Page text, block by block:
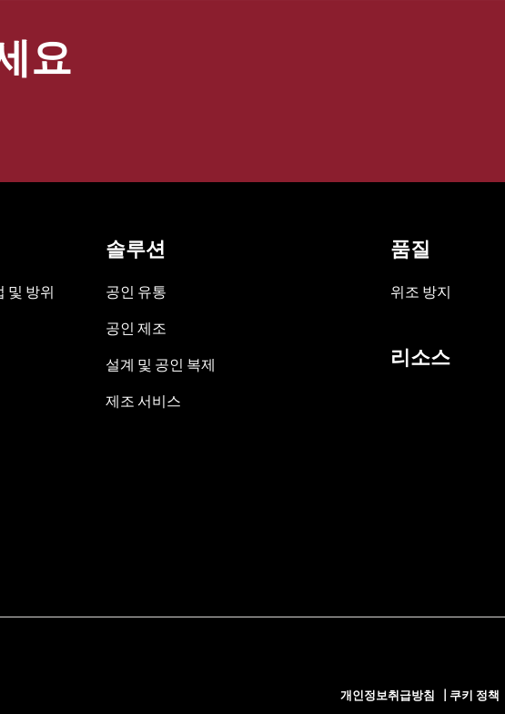
요
및 방위
솔루션
공인 유통
공인 제조
설계 및 공인 복제
제조 서비스
품질
위조 방지
리소스
개인정보취급방침
쿠키 정책